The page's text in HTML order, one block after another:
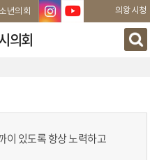
년의회 의왕시청
의회
이 있도록 항상 노력하고